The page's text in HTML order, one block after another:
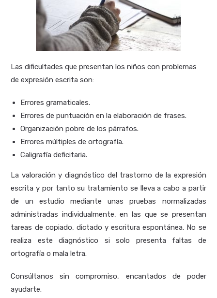
Las dificultades que presentan los niños con problemas
de expresión escrita son:
Errores gramaticales.
Errores de puntuación en la elaboración de frases.
Organización pobre de los párrafos.
Errores múltiples de ortografía.
Caligrafía deficitaria.
La valoración y diagnóstico del trastorno de la expresión
escrita y por tanto su tratamiento se lleva a cabo a partir
de un estudio mediante unas pruebas normalizadas
administradas individualmente, en las que se presentan
tareas de copiado, dictado y escritura espontánea. No se
realiza este diagnóstico si solo presenta faltas de
ortografía o mala letra.
Consúltanos sin compromiso, encantados de poder
ayudarte.